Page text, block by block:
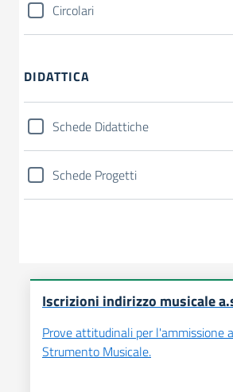
Circolari
DIDATTICA
Schede Didattiche
Schede Progetti
Iscrizioni indirizzo musicale
Prove attitudinali per l'ammissione
Strumento Musicale.